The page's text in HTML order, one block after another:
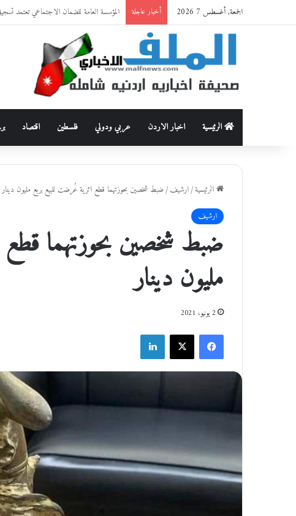
الجمعة, أغسطس 7 2026 أخبار عاجلة حماية وظيفة الأسرة من العنف القاتل: قراءة أنثروبولوجية في وقائع مرصودة
الرئيسية اخبار الاردن عربي ودولي فلسطين اقتصاد
الرئيسية/ارشيف/ضبط شخصين بحوزتهما قطع اثرية عُرضت للبيع بربع مليون دينار
ارشيف
ضبط شخصين بحوزتهما قطع
مليون دينار
2 يونيو، 2021
فيسبوك